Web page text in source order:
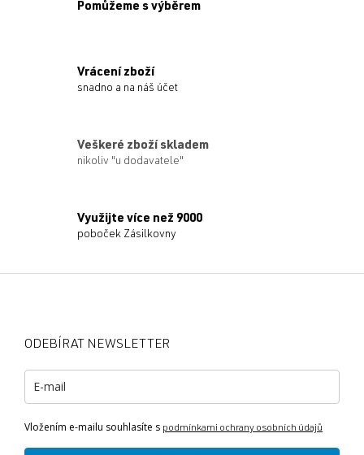
Pomůžeme s výběrem
Vrácení zboží
snadno a na náš účet
Veškeré zboží skladem
nikoliv "u dodavatele"
Využijte více než 9000
poboček Zásilkovny
ODEBÍRAT NEWSLETTER
Vložením e-mailu souhlasíte s podmínkami ochrany osobních údajů